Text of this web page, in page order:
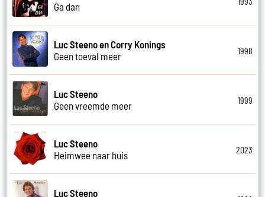
Ga dan
Luc Steeno en Corry Konings
Geen toeval meer
1998
Luc Steeno
Geen vreemde meer
1999
Luc Steeno
Heimwee naar huis
2023
Luc Steeno